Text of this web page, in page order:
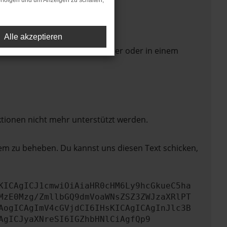
in einem anderen Browser oder in einem
nicht mehr unterstützt werden.
zu beheben. Du kannst uns diesen Text schicken,
ZmllbGQ9dmVoaWNsZSZ3ZWJzaXRlPT
Alle akzeptieren